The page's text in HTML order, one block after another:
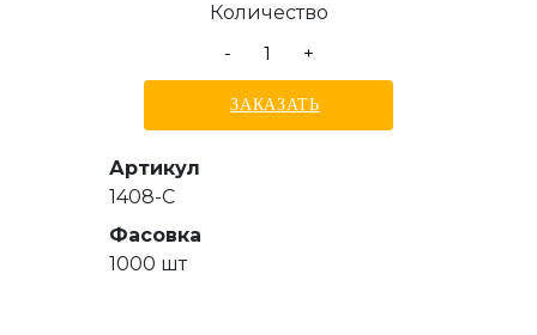
Количество
-
+
ЗАКАЗАТЬ
Артикул
1408-С
Фасовка
1000 шт